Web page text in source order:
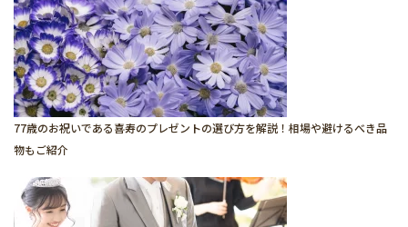
77歳のお祝いである喜寿のプレゼントの選び方を解説！相場や避けるべき品
物もご紹介